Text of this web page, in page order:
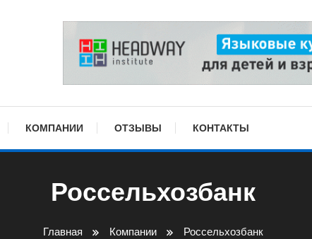
КОМПАНИИ ОТЗЫВЫ КОНТАКТЫ
Россельхозбанк
Главная Компании Россельхозбанк